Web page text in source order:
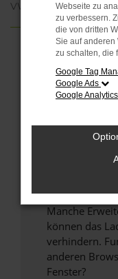
VW Tiguan Allspace
FEHLER:
Beim Laden ist
Überprüfe
Laden andere
Prüfe deine
Manche
können das
verhindern.
anderen
Fenster?
Webseite zu
zu verbessern.
die von dritten
Sie auf anderen
zu schalten, die
Google Tag
Google Ads
Google Analytics